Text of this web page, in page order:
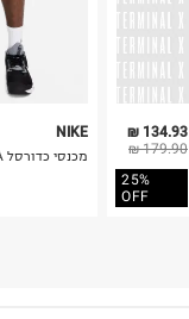
NIKE
מכנסי כדורסל Nike DNA
134.93 ₪
179.90 ₪
25%
OFF